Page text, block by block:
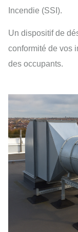
Incendie (SSI).
Un dispositif de
conformité de vos
des occupants.